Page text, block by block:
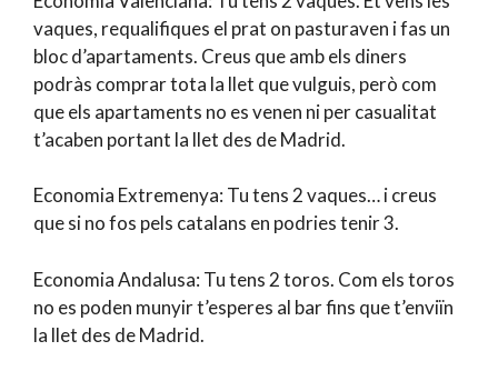
vaques, requalifiques el prat on pasturaven i fas un
bloc d’apartaments. Creus que amb els diners
podràs comprar tota la llet que vulguis, però com
que els apartaments no es venen ni per casualitat
t’acaben portant la llet des de Madrid.
Economia Extremenya: Tu tens 2 vaques… i creus
que si no fos pels catalans en podries tenir 3.
Economia Andalusa: Tu tens 2 toros. Com els toros
no es poden munyir t’esperes al bar fins que t’enviïn
la llet des de Madrid.